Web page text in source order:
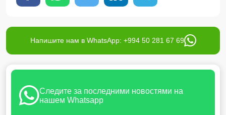
Напишите нам в WhatsApp: +994 50 281 67 69
Следите за последними новостями на
нашем Whatsapp